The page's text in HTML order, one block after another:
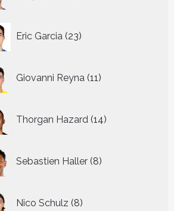
Eric Garcia 23
producten
Giovanni Reyna 11
producten
Thorgan Hazard 14
producten
Sebastien Haller 8
producten
Nico Schulz 8